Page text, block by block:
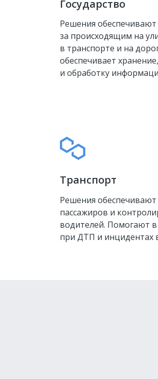
Государство
Решения
за происходящим на
в транспорте и на
обеспечивает
и обработку
Транспорт
Решения обеспечивают
пассажиров и
водителей. Помогают
при ДТП и инцидентах